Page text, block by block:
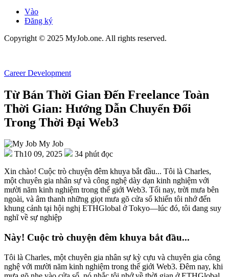
Vào
Đăng ký
Copyright © 2025 MyJob.one. All rights reserved.
Career Development
Từ Bán Thời Gian Đến Freelance Toàn
Thời Gian: Hướng Dẫn Chuyển Đổi
Trong Thời Đại Web3
My Job
Th10 09, 2025
34 phút đọc
Xin chào! Cuộc trò chuyện đêm khuya bắt đầu... Tôi là Charles,
một chuyên gia nhân sự và công nghệ dày dạn kinh nghiệm với
mười năm kinh nghiệm trong thế giới Web3. Tối nay, trời mưa bên
ngoài, và âm thanh những giọt mưa gõ cửa sổ khiến tôi nhớ đến
khung cảnh tại hội nghị ETHGlobal ở Tokyo—lúc đó, tôi đang suy
nghĩ về sự nghiệp
Này! Cuộc trò chuyện đêm khuya bắt đầu...
Tôi là Charles, một chuyên gia nhân sự kỳ cựu và chuyên gia công
nghệ với mười năm kinh nghiệm trong thế giới Web3. Đêm nay, khi